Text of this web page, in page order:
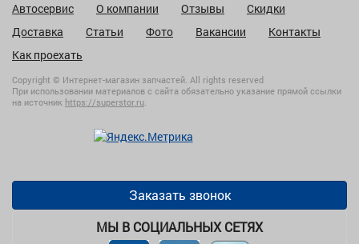
Автосервис
О компании Отзывы
Скидки
Доставка
Статьи Фото Вакансии
Контакты
Как проехать
Copyright © Интернет-магазин запчастей. All rights reserved
При использовании материалов с сайта обязательно указание прямой ссылки
на источник https://superstor.ru.
Заказать звонок
МЫ В СОЦИАЛЬНЫХ СЕТЯХ